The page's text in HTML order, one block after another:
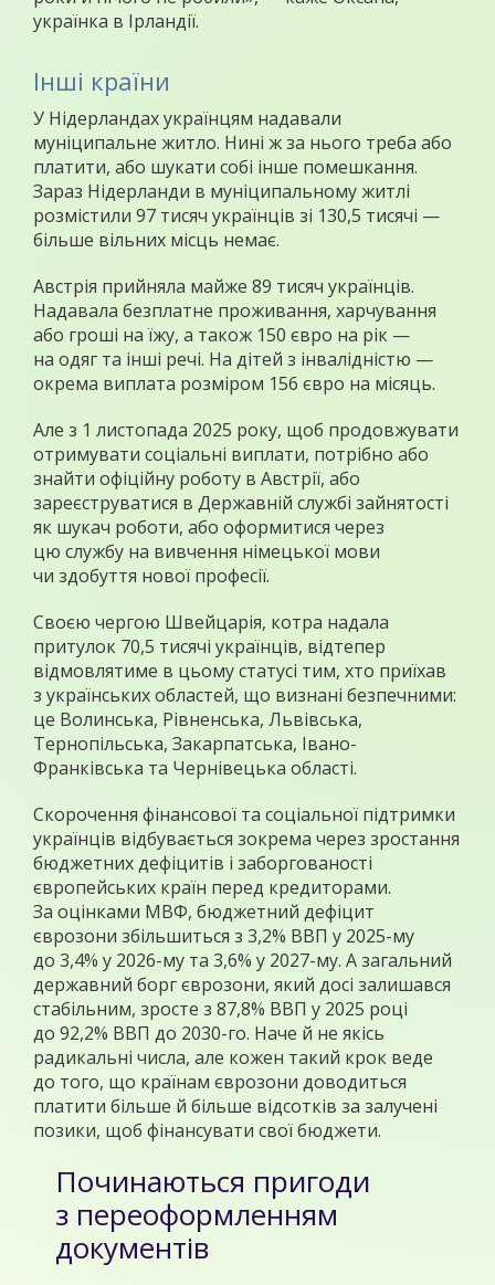
українка в Ірландії.
Інші країни
У Нідерландах українцям надавали
муніципальне житло. Нині ж за нього треба або
платити, або шукати собі інше помешкання.
Зараз Нідерланди в муніципальному житлі
розмістили 97 тисяч українців зі 130,5 тисячі —
більше вільних місць немає.
Австрія прийняла майже 89 тисяч українців.
Надавала безплатне проживання, харчування
або гроші на їжу, а також 150 євро на рік —
на одяг та інші речі. На дітей з інвалідністю —
окрема виплата розміром 156 євро на місяць.
Але з 1 листопада 2025 року, щоб продовжувати
отримувати соціальні виплати, потрібно або
знайти офіційну роботу в Австрії, або
зареєструватися в Державній службі зайнятості
як шукач роботи, або оформитися через
цю службу на вивчення німецької мови
чи здобуття нової професії.
Своєю чергою Швейцарія, котра надала
притулок 70,5 тисячі українців, відтепер
відмовлятиме в цьому статусі тим, хто приїхав
з українських областей, що визнані безпечними:
це Волинська, Рівненська, Львівська,
Тернопільська, Закарпатська, Івано-
Франківська та Чернівецька області.
Скорочення фінансової та соціальної підтримки
українців відбувається зокрема через зростання
бюджетних дефіцитів і заборгованості
європейських країн перед кредиторами.
За оцінками МВФ, бюджетний дефіцит
єврозони збільшиться з 3,2% ВВП у 2025-му
до 3,4% у 2026-му та 3,6% у 2027-му. А загальний
державний борг єврозони, який досі залишався
стабільним, зросте з 87,8% ВВП у 2025 році
до 92,2% ВВП до 2030-го. Наче й не якісь
радикальні числа, але кожен такий крок веде
до того, що країнам єврозони доводиться
платити більше й більше відсотків за залучені
позики, щоб фінансувати свої бюджети.
Починаються пригоди
з переоформленням
документів